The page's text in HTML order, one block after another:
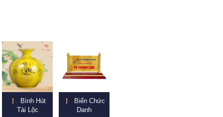
Bình Hút
Tài Lộc
Biển Chức
Danh